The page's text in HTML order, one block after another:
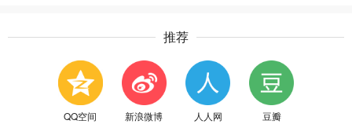
推荐
QQ空间 新浪微博 人人网 豆瓣